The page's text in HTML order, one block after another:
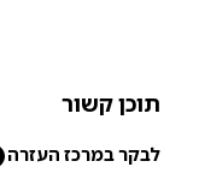
קשור
במרכז העזרה